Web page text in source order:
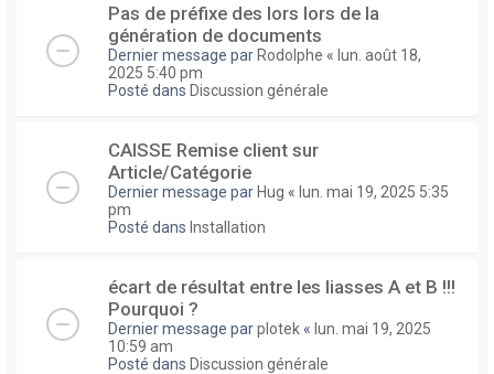
Pas de préfixe des lors lors de la
génération de documents
Dernier message par Rodolphe « lun. août 18,
2025 5:40 pm
Posté dans Discussion générale
CAISSE Remise client sur
Article/Catégorie
Dernier message par Hug « lun. mai 19, 2025 5:35
pm
Posté dans Installation
écart de résultat entre les liasses A et B !!!
Pourquoi ?
Dernier message parplotek « lun. mai 19, 2025
10:59 am
Posté dans Discussion générale